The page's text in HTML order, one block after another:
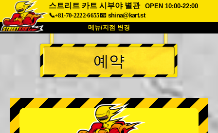
스트리트 카트 시부야 별관
OPEN 10:00-22:00
📞+81-70-2222-6655📧 shina@kart.st
메뉴/지점 변경
최상단
소개 사양 가격
회사 정보 예약
지점 변경
도쿄 시나가와 #1 도쿄 아키하바라#1
예약